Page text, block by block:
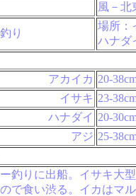
風－北
釣り
場所：
ハナダ
アカイカ 20-
イサキ 23-
ハナダイ 20-
アジ 25-
釣りに出船。イサキ大
で食い渋る。イカはマ